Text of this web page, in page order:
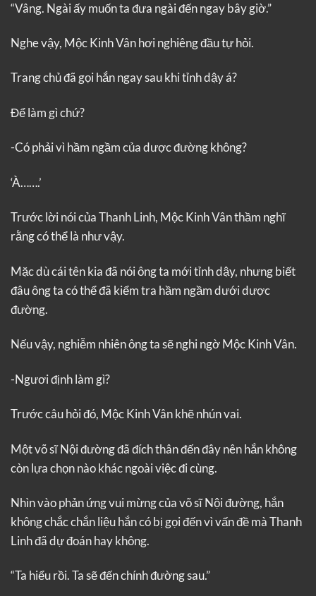
“Vâng. Ngài ấy muốn ta đưa ngài đến ngay bây giờ.”
Nghe vậy, Mộc Kinh Vân hơi nghiêng đầu tự hỏi.
Trang chủ đã gọi hắn ngay sau khi tỉnh dậy á?
Để làm gì chứ?
-Có phải vì hầm ngầm của dược đường không?
‘À…….’
Trước lời nói của Thanh Linh, Mộc Kinh Vân thầm nghĩ
rằng có thể là như vậy.
Mặc dù cái tên kia đã nói ông ta mới tỉnh dậy, nhưng biết
đâu ông ta có thể đã kiểm tra hầm ngầm dưới dược
đường.
Nếu vậy, nghiễm nhiên ông ta sẽ nghi ngờ Mộc Kinh Vân.
-Ngươi định làm gì?
Trước câu hỏi đó, Mộc Kinh Vân khẽ nhún vai.
Một võ sĩ Nội đường đã đích thân đến đây nên hắn không
còn lựa chọn nào khác ngoài việc đi cùng.
Nhìn vào phản ứng vui mừng của võ sĩ Nội đường, hắn
không chắc chắn liệu hắn có bị gọi đến vì vấn đề mà Thanh
Linh đã dự đoán hay không.
“Ta hiểu rồi. Ta sẽ đến chính đường sau.”